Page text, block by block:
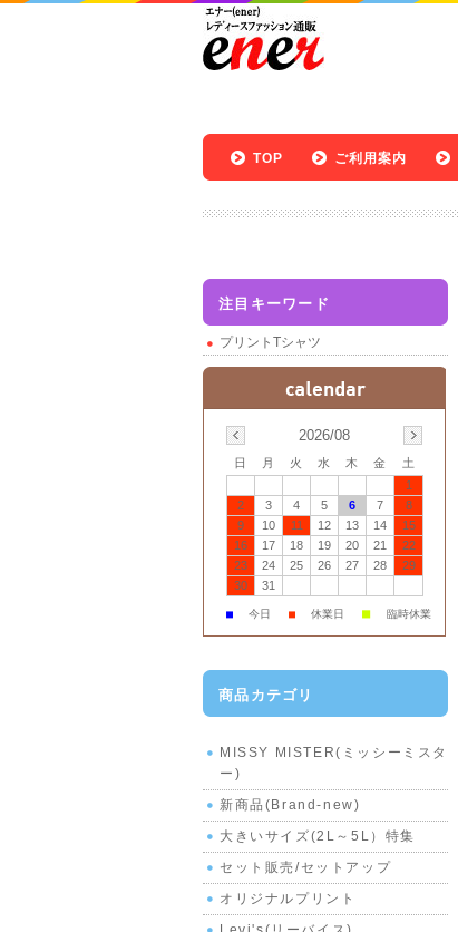
TOP ご利用案内
注目キーワード
プリントTシャツ
2026/08
日 月 火 水 木 金
土
1
2
3 4 5 6 7
8
9
10 11 12 13 14
15
16
17 18 19 20 21
22
23
24 25 26 27 28
29
30
31
■ 今日 ■ 休業日 ■ 臨時休業
商品カテゴリ
MISSY MISTER(ミッシーミスタ
ー)
新商品(Brand-new)
大きいサイズ(2L～5L）特集
セット販売/セットアップ
オリジナルプリント